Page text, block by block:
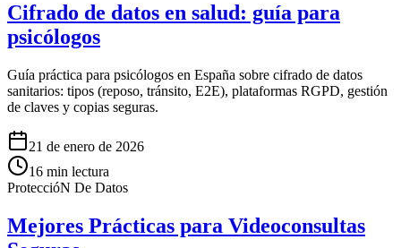
Cifrado de datos en salud: guía para
psicólogos
Guía práctica para psicólogos en España sobre cifrado de datos
sanitarios: tipos (reposo, tránsito, E2E), plataformas RGPD, gestión
de claves y copias seguras.
21 de enero de 2026
16 min lectura
ProteccióN De Datos
Mejores Prácticas para Videoconsultas